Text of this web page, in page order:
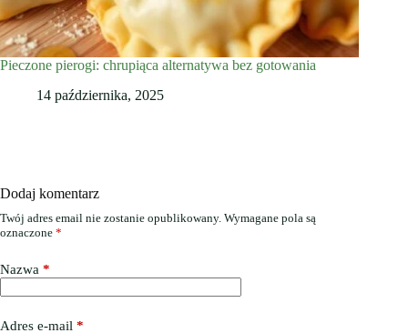
Pieczone pierogi: chrupiąca alternatywa bez gotowania
14 października, 2025
Dodaj komentarz
Twój adres email nie zostanie opublikowany. Wymagane pola są
oznaczone *
Nazwa *
Adres e-mail *